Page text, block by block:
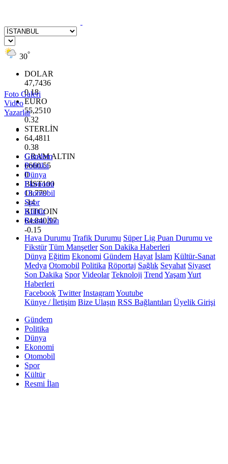
30°
DOLAR
47,7436
0.18
EURO
55,2510
0.32
STERLİN
64,4811
0.38
GRAM ALTIN
6660.55
0
BİST100
13.779
-14
BITCOIN
64.840,97
-0.15
Foto Galeri
Video
Yazarlar
Gündem
Politika
Dünya
Ekonomi
Otomobil
Spor
Kültür
Resmi İlan
Hava Durumu Trafik Durumu Süper Lig Puan Durumu ve
Fikstür Tüm Manşetler Son Dakika Haberleri
Dünya Eğitim Ekonomi Gündem Hayat İslam Kültür-Sanat
Medya Otomobil Politika Röportaj Sağlık Seyahat Siyaset
Son Dakika Spor Videolar Teknoloji Trend YaşamYurt
Haberleri
Facebook Twitter InstagramYoutube
Künye / İletişim Bize Ulaşın RSS Bağlantıları Üyelik Girişi
Gündem
Politika
Dünya
Ekonomi
Otomobil
Spor
Kültür
Resmi İlan